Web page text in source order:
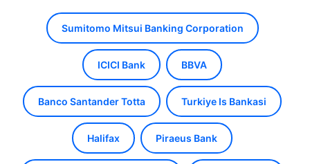
Sumitomo Mitsui Banking Corporation
ICICI Bank BBVA
Banco Santander Totta Turkiye Is Bankasi
Halifax Piraeus Bank